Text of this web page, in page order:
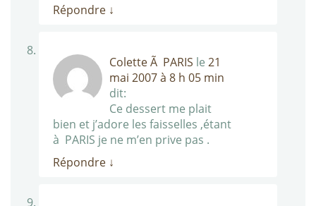
Répondre ↓
Colette Ã PARIS le 21
mai 2007 à 8 h 05 min
dit:
Ce dessert me plait
bien et j’adore les faisselles ,étant
à PARIS je ne m’en prive pas .
Répondre ↓